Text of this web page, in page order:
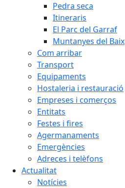
Pedra seca
Itineraris
El Parc del Garraf
Muntanyes del Baix
Com arribar
Transport
Equipaments
Hostaleria i restauració
Empreses i comerços
Entitats
Festes i fires
Agermanaments
Emergències
Adreces i telèfons
Actualitat
Notícies